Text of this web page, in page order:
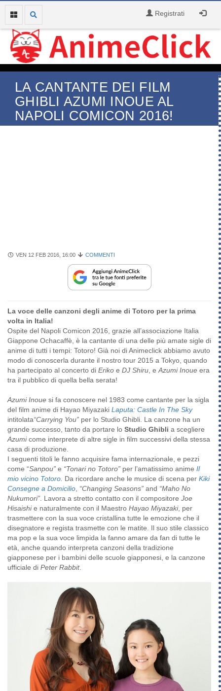
Registrati
LA CANTANTE DEI FILM
GHIBLI AZUMI INOUE AL
NAPOLI COMICON 2016!
VEN 12 FEB 2016, 16:00 COMMENTI
La voce delle canzoni degli anime di Totoro per la prima
volta in Italia!
Ospite del Napoli Comicon 2016, grazie all’associazione Italia
Giappone Ochacaffè, è la cantante di una delle più amate sigle di
anime di tutti i tempi: Totoro! Già noi di Animeclick abbiamo avuto
modo di conoscerla durante il nostro tour 2015 a Tokyo, quando
ha partecipato al concerto di Eriko e DJ Shiru, eAzumi Inoue era
tra il pubblico di quella bella serata!
Azumi Inoue si fa conoscere nel 1983 come cantante per la sigla
del film anime di Hayao Miyazaki Laputa: Castle In The Sky
intitolata“Carrying You” per lo Studio Ghibli. La canzone ha un
grande successo, tanto da portare lo Studio Ghibli a scegliere
Azumicome interprete di altre sigle in film successivi della stessa
casa di produzione.
I seguenti titoli le fanno acquisire fama internazionale, e pezzi
come “Sanpou” e “Tonari no Totoro” per l’amatissimo anime Il
mio vicino Totoro. Da ricordare anche le musice di scena per Kiki
Consegne a Domicilio, “Changing Seasons” and “Maho No
Nukumori”. Lavora a stretto contatto con il compositore Joe
Hisaishie naturalmente con il Maestro Hayao Miyazaki, per
trasmettere con la sua voce cristallina tutte le emozione che il
disegnatore e regista trasmette con le matite. Il suo stile classico
ma pop e la sua voce limpida la fanno amare da fan di tutte le
età, anche quando interpreta canzoni della tradizione
giapponese per i bambini delle scuole giapponesi, e la canzone
ufficiale di Peter Rabbit.